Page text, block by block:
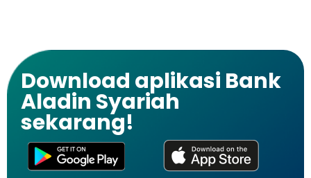
Download aplikasi Bank
Aladin Syariah
sekarang!